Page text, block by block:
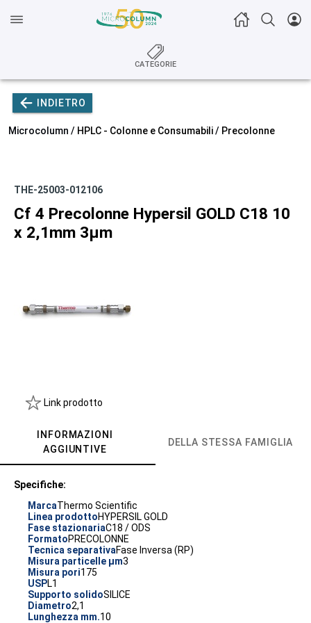
CATEGORIE
INDIETRO
Microcolumn / HPLC - Colonne e Consumabili/ Precolonne
THE-25003-012106
Cf 4 Precolonne Hypersil GOLD C18 10
x 2,1mm 3µm
Link prodotto
INFORMAZIONI
AGGIUNTIVE
DELLA STESSA FAMIGLIA
Specifiche:
MarcaThermo Scientific
Linea prodottoHYPERSIL GOLD
Fase stazionariaC18 / ODS
FormatoPRECOLONNE
Tecnica separativaFase Inversa (RP)
Misura particelle µm3
Misura pori175
USPL1
Supporto solidoSILICE
Diametro2,1
Lunghezza mm.10